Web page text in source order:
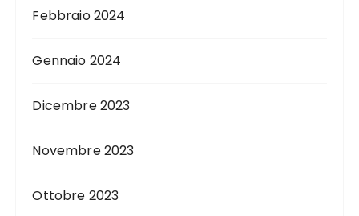
Febbraio 2024
Gennaio 2024
Dicembre 2023
Novembre 2023
Ottobre 2023